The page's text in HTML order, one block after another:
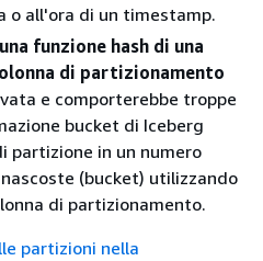
o all'ora di un timestamp.
funzione hash di una
di partizionamento
e comporterebbe troppe
bucket di Iceberg
partizione in un numero
(bucket) utilizzando
di partizionamento.
partizioni nella